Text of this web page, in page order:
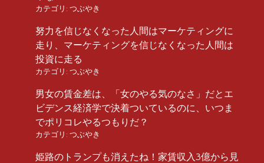
カテゴリ: つぶやき
努力を信じなくなった人間はマーケティングに
走り、マーケティングを信じなくなった人間は
投資に走る
カテゴリ: つぶやき
男女の賃金差は、「女のやる気のなさ」だとエ
ビデンス経済学で決着ついているのに、いつま
でポリコレやるつもりだ？
カテゴリ: つぶやき
姫路のトランプも消えたね！家賃収入3億から見